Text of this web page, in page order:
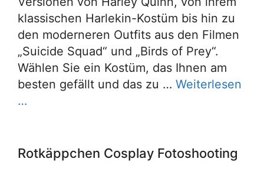
klassischen Harlekin-Kostüm bis hin zu
den moderneren Outfits aus den Filmen
„Suicide Squad“ und „Birds of Prey“.
Wählen Sie ein Kostüm, das Ihnen am
besten gefällt und das zu … Weiterlesen
…
Rotkäppchen Cosplay Fotoshooting